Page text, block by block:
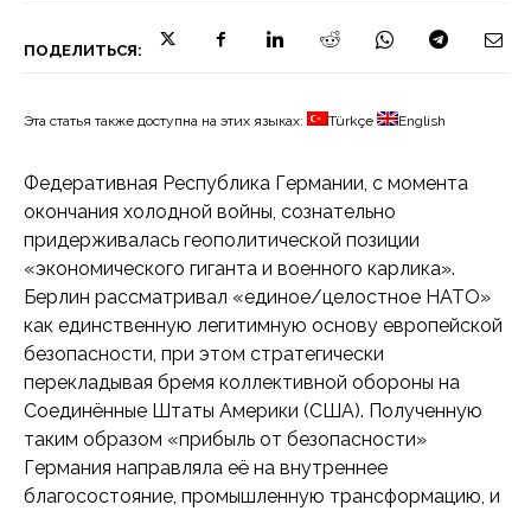
ПОДЕЛИТЬСЯ:
Эта статья также доступна на этих языках: Türkçe English
Федеративная Республика Германии, с момента
окончания холодной войны, сознательно
придерживалась геополитической позиции
«экономического гиганта и военного карлика».
Берлин рассматривал «единое/целостное НАТО»
как единственную легитимную основу европейской
безопасности, при этом стратегически
перекладывая бремя коллективной обороны на
Соединённые Штаты Америки (США). Полученную
таким образом «прибыль от безопасности»
Германия направляла её на внутреннее
благосостояние, промышленную трансформацию, и